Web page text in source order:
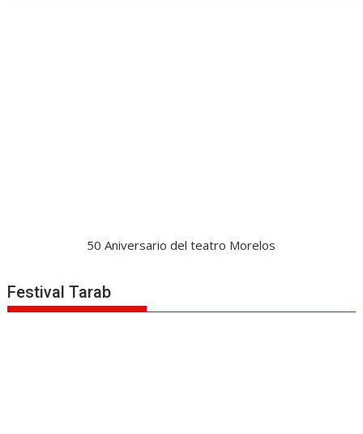
50 Aniversario del teatro Morelos
Festival Tarab